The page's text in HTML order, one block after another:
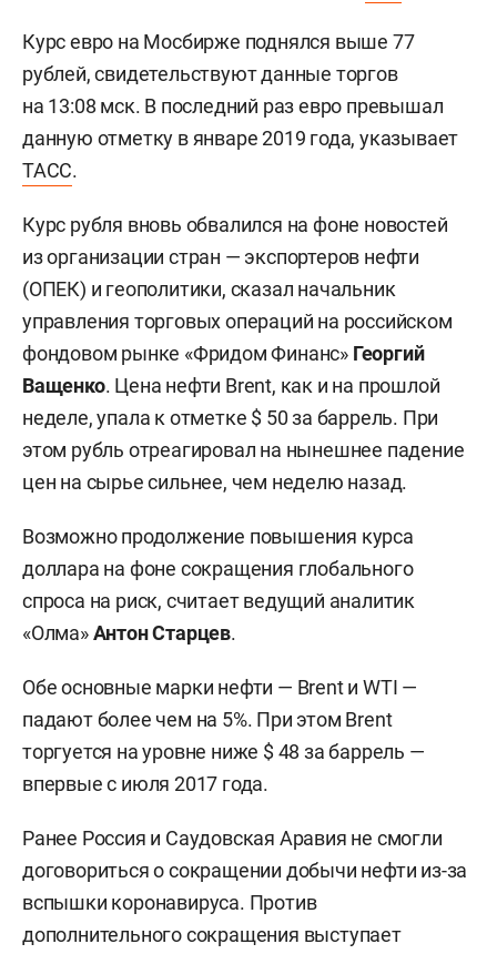
Курс евро на Мосбирже поднялся выше 77
рублей, свидетельствуют данные торгов
на 13:08 мск. В последний раз евро превышал
данную отметку в январе 2019 года, указывает
ТАСС.
Курс рубля вновь обвалился на фоне новостей
из организации стран — экспортеров нефти
(ОПЕК) и геополитики, сказал начальник
управления торговых операций на российском
фондовом рынке «Фридом Финанс» Георгий
Ващенко. Цена нефти Brent, как и на прошлой
неделе, упала к отметке $ 50 за баррель. При
этом рубль отреагировал на нынешнее падение
цен на сырье сильнее, чем неделю назад.
Возможно продолжение повышения курса
доллара на фоне сокращения глобального
спроса на риск, считает ведущий аналитик
«Олма»Антон Старцев.
Обе основные марки нефти — Brent и WTI —
падают более чем на 5%. При этом Brent
торгуется на уровне ниже $ 48 за баррель —
впервые с июля 2017 года.
Ранее Россия и Саудовская Аравия не смогли
договориться о сокращении добычи нефти из-за
вспышки коронавируса. Против
дополнительного сокращения выступает